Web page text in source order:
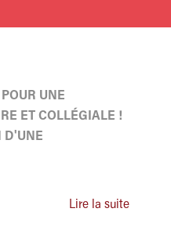
UNE
ET COLLÉGIALE !
D'UNE
Lire la suite